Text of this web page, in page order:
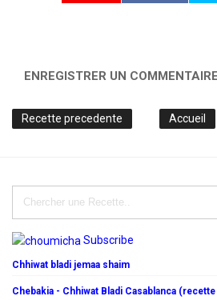
ENREGISTRER UN COMMENTAIRE
Recette precedente Accueil
Subscribe
Chhiwat bladi jemaa shaim
Chebakia - Chhiwat Bladi Casablanca